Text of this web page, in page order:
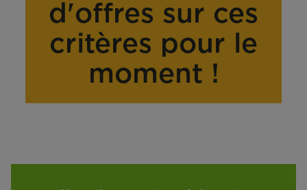
d'offres sur ces
critères pour le
moment !